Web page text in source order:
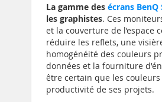
La gamme des écrans BenQ
les graphistes. Ces
et la couverture de l’espace
réduire les reflets, une
homogénéité des couleurs
données et la fourniture
être certain que les
productivité de ses projets.